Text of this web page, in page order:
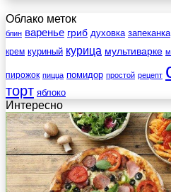
Облако меток
блин варенье гриб духовка запеканка
крем куриный курица мультиварке
пирожок пицца помидор простой рецепт
торт яблоко
Интересно